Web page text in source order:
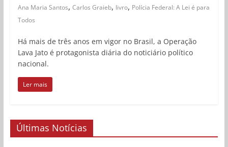
Ana Maria Santos, Carlos Graieb, livro, Polícia Federal: A Lei é para
Todos
Há mais de três anos em vigor no Brasil, a Operação
Lava Jato é protagonista diária do noticiário político
nacional.
Ler mais
Últimas Notícias